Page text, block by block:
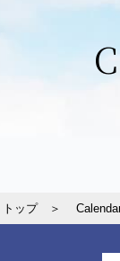
トップ ＞